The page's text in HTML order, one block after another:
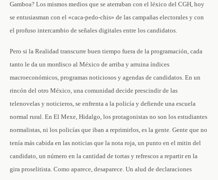
Gamboa? Los mismos medios que se aterraban con el léxico del CGH, hoy
se entusiasman con el «caca-pedo-chis» de las campañas electorales y con
el profuso intercambio de señales digitales entre los candidatos.
Pero si la Realidad transcurre buen tiempo fuera de la programación, cada
tanto le da un mordisco al México de arriba y arruina índices
macroeconómicos, programas noticiosos y agendas de candidatos. En un
rincón del otro México, una comunidad decide prescindir de las
telenovelas y noticieros, se enfrenta a la policía y defiende una escuela
normal rural. En El Mexe, Hidalgo, los protagonistas no son los estudiantes
normalistas, ni los policías que iban a reprimirlos, es la gente. Gente que no
tenía más cabida en las noticias que la nota roja, un punto en el mitin del
candidato, un número en la cantidad de tortas y refrescos a repartir en la
gira proselitista. Como aparece, desaparece. Un alud de declaraciones